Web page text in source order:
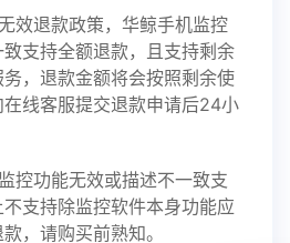
效退款政策，华鲸手机监控
支持全额退款，且支持剩余
，退款金额将会按照剩余使
线客服提交退款申请后24小
控功能无效或描述不一致支
支持除监控软件本身功能应
，请购买前熟知。